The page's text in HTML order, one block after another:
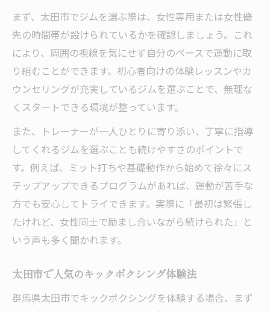
キックボクシングの続け方と理想体型への
近道
群馬の女性ならキックボクシング体験をぜひ
キックボクシング体験が女性に人気の理由
太田市の女性におすすめの体験レッスン
キックボクシング 群馬で体験するメリット
女性が安心できるキックボクシング体験施
設
キックボクシング 太田 子供対応の体験情報
も紹介
キックボクシングが叶える健康的なボディ
キックボクシングで健康的な体型へ変化
ング
女性がキックボクシングで得られる効果と
まず、太田市でジムを選ぶ際は、女性専用または女性優
先の時間帯が設けられているかを確認しましょう。これ
により、周囲の視線を気にせず自分のペースで運動に取
り組むことができます。初心者向けの体験レッスンやカ
ウンセリングが充実しているジムを選ぶことで、無理な
くスタートできる環境が整っています。
また、トレーナーが一人ひとりに寄り添い、丁寧に指導
してくれるジムを選ぶことも続けやすさのポイントで
す。例えば、ミット打ちや基礎動作から始めて徐々にス
テップアップできるプログラムがあれば、運動が苦手な
方でも安心してトライできます。実際に「最初は緊張し
たけれど、女性同士で励まし合いながら続けられた」と
いう声も多く聞かれます。
太田市で人気のキックボクシング体験法
群馬県太田市でキックボクシングを体験する場合、まず